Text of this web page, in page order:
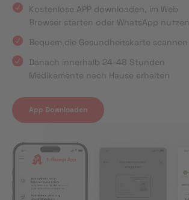
Kostenlose APP downloaden, im Web
Browser starten oder WhatsApp nutzen
Bequem die Gesundheitskarte scannen
Danach innerhalb 24-48 Stunden
Medikamente nach Hause erhalten
App Downloaden